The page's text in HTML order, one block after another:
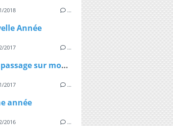
2018 …
Année
2017 …
Petit passage sur mon blog
2017 …
année
2016 …